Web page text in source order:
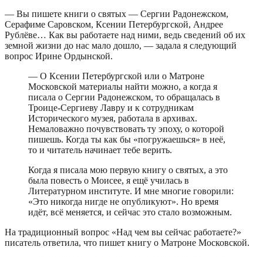
— Вы пишете книги о святых — Сергии Радонежском,
Серафиме Саровском, Ксении Петербургской, Андрее
Рублёве… Как вы работаете над ними, ведь сведений об их
земной жизни до нас мало дошло, — задала я следующий
вопрос Ирине Ордынской.
— О Ксении Петербургской или о Матроне
Московской материалы найти можно, а когда я
писала о Сергии Радонежском, то обращалась в
Троице-Сергиеву Лавру и к сотрудникам
Исторического музея, работала в архивах.
Немаловажно почувствовать ту эпоху, о которой
пишешь. Когда ты как бы «погружаешься» в неё,
то и читатель начинает тебе верить.
Когда я писала мою первую книгу о святых, а это
была повесть о Моисее, я ещё училась в
Литературном институте. И мне многие говорили:
«Это никогда нигде не опубликуют». Но время
идёт, всё меняется, и сейчас это стало возможным.
На традиционный вопрос «Над чем вы сейчас работаете?»
писатель ответила, что пишет книгу о Матроне Московской.